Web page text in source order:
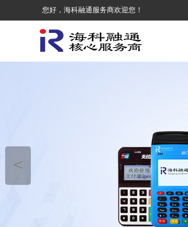
您好，海科融通服务商欢迎您！
＜